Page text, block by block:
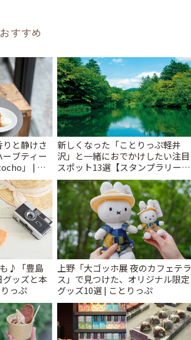
すすめ
と静けさ
ブティー
」 | こ
新しくなった「ことりっぷ軽井
沢」と一緒におでかけしたい注目
スポット13選【スタンプラリー開
催中】 | ことりっぷ
♪「豊島
グッズと本
っぷ
上野「大ゴッホ展 夜のカフェテラ
ス」で見つけた、オリジナル限定
グッズ10選 | ことりっぷ